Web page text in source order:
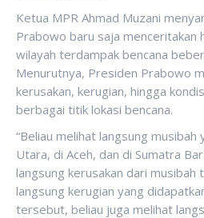
Ketua MPR Ahmad Muzani
Prabowo baru saja menceritakan
wilayah terdampak bencana
Menurutnya, Presiden Prabowo
kerusakan, kerugian, hingga
berbagai titik lokasi bencana.
“Beliau melihat langsung
Utara, di Aceh, dan di Sumatra
langsung kerusakan dari
langsung kerugian yang
tersebut, beliau juga melihat